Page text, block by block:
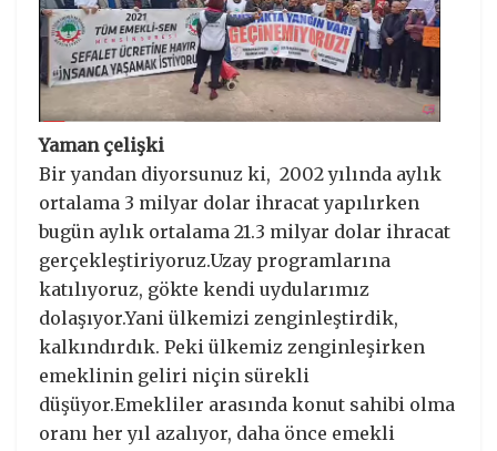
Yaman çelişki
Bir yandan diyorsunuz ki, 2002 yılında aylık
ortalama 3 milyar dolar ihracat yapılırken
bugün aylık ortalama 21.3 milyar dolar ihracat
gerçekleştiriyoruz.Uzay programlarına
katılıyoruz, gökte kendi uydularımız
dolaşıyor.Yani ülkemizi zenginleştirdik,
kalkındırdık. Peki ülkemiz zenginleşirken
emeklinin geliri niçin sürekli
düşüyor.Emekliler arasında konut sahibi olma
oranı her yıl azalıyor, daha önce emekli